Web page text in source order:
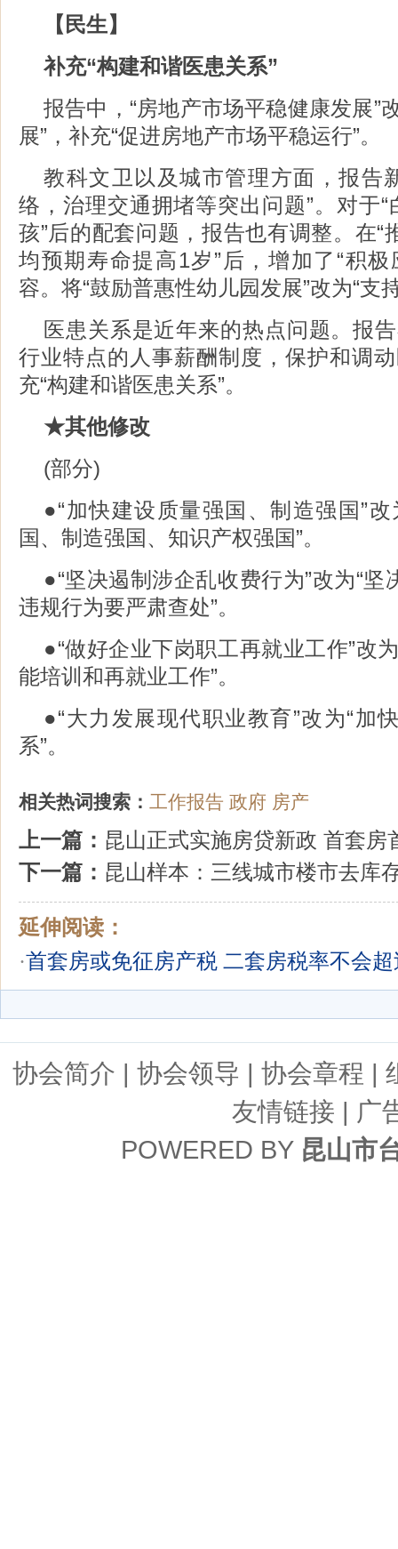
【民生】
补充“构建和谐医患关系”
报告中，“房地产市场平稳健康发展”
展”，补充“促进房地产市场平稳运行”。
教科文卫以及城市管理方面，报告
络，治理交通拥堵等突出问题”。对于“
孩”后的配套问题，报告也有调整。在“
均预期寿命提高1岁”后，增加了“积
容。将“鼓励普惠性幼儿园发展”改为“支
医患关系是近年来的热点问题。报
行业特点的人事薪酬制度，保护和调
充“构建和谐医患关系”。
★其他修改
(部分)
●“加快建设质量强国、制造强国”
国、制造强国、知识产权强国”。
●“坚决遏制涉企乱收费行为”改为“
违规行为要严肃查处”。
●“做好企业下岗职工再就业工作”改
能培训和再就业工作”。
●“大力发展现代职业教育”改为“加
系”。
相关热词搜索： 工作报告 政府 房产
上一篇： 昆山正式实施房贷新政 首套房
下一篇： 昆山样本：三线城市楼市去库
延伸阅读：
·首套房或免征房产税 二套房税率不会超
协会简介 | 协会领导 | 协会章程 |
友情链接 | 广
POWERED BY 昆山市